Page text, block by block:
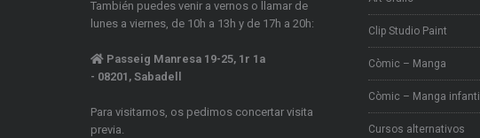
También puedes venir a vernos o llamar de
lunes a viernes, de 10h a 13h y de 17h a 20h:
Passeig Manresa 19-25, 1r 1a
- 08201, Sabadell
Para visitarnos, os pedimos concertar visita
previa.
Clip Studio Paint
Còmic – Manga
Còmic – Manga infantil
Cursos alternativos